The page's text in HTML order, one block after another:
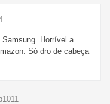
Horrível a
Só dro de cabeça